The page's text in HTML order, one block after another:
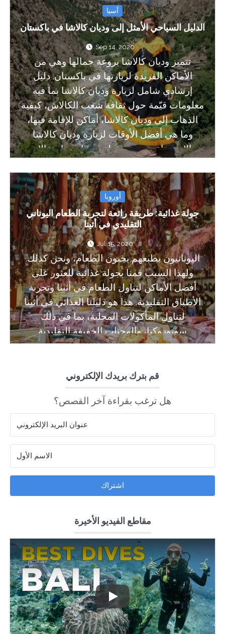
آسيا
الدليل السياحي الأمثل إلى وديان كالاشا في باكستان
Sep 14, 2020
تتميز وديان كالاشا بروعة جمالها وهي من
الأماكن الفريدة لزيارتها في باكستان. دليل
إرشادي شامل لزيارة وديان كالاشا بما فيه
معلومات قيّمة حول ثقافة شعب الكالاش، كيفية
الذهاب إلى وديان كالاشا، أماكن للإقامة فيها،
وما هي أفضل الأوقات لزيارة وديان كالاشا
والاستمتاع بتجربة مذهلة بمشاهدة احتفالات
أوروبا
جولة غذائية: طريقة رائعة لتجربة الطعام اليوناني
التقليدي في أثينا
Jul 15, 2020
اليونانيون بطبعهم يحبون الطعام، ونحن كذلك.
ولهذا السبب قمنا بجولة غذائية للعثور على
أفضل الأماكن لتناول الطعام في أثينا وتجربة
الأطباق التقليدية. هذا هو دليلنا الغذائي في أثينا
لتناول المأكولات المحلية، بما في ذلك
سوتوزوكيا، والوجبات الخفيفة التقليدية
والحلويات اليونانية.
قم بترك بريدك الإلكتروني
هل ترغب بقراءة آخر القصص؟
اشتراك
مقاطع الفيديو الأخيرة
Play